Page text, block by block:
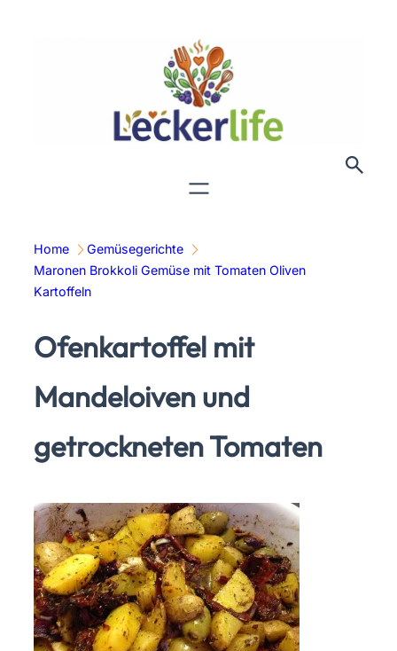
Home
Gemüsegerichte
Maronen Brokkoli Gemüse mit Tomaten Oliven
Kartoffeln
Ofenkartoffel mit
Mandeloiven und
getrockneten Tomaten